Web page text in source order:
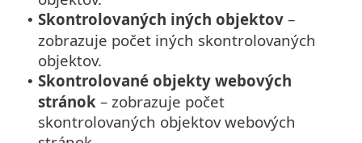
• Skontrolovaných iných objektov –
zobrazuje počet iných skontrolovaných
objektov.
• Skontrolované objekty webových
stránok – zobrazuje počet
skontrolovaných objektov webových